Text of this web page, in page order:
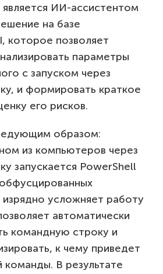
ИИ-ассистентом
на базе
которое позволяет
параметры
с запуском через
и формировать краткое
его рисков.
образом:
из компьютеров через
запускается PowerShell
усложняет работу
автоматически
командную строку и
к чему приведет
команды. В результате